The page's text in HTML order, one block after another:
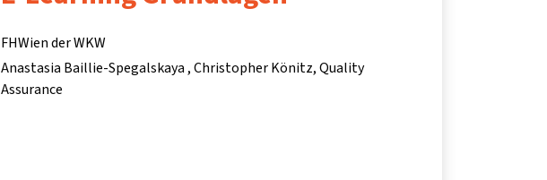
FHWien der WKW
Anastasia Baillie-Spegalskaya Christopher Könitz Quality
Assurance